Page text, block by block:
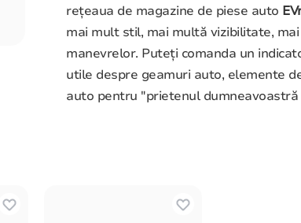
rețeaua de magazine de piese auto
mai mult stil, mai multă vizibilitate,
manevrelor. Puteți comanda un
utile despre geamuri auto, elemente
auto pentru "prietenul dumneavoastră